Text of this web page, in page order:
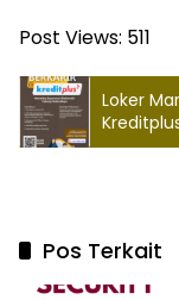
Post Views: 511
Loker
2026
Pos Terkait